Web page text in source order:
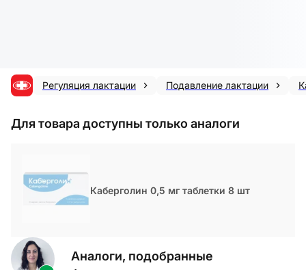
Регуляция лактации Подавление лактации
Для товара доступны только аналоги
Каберголин 0,5 мг таблетки 8 шт
Аналоги, подобранные